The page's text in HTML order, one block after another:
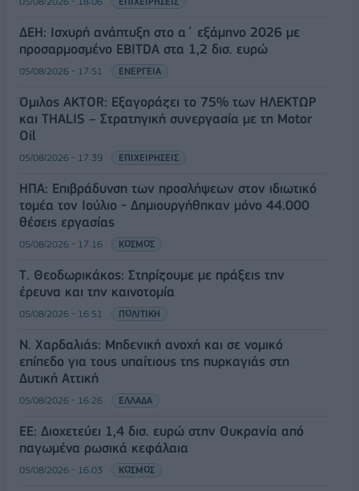
ΔΕΗ: Ισχυρή ανάπτυξη στο α΄ εξάμηνο 2026 με
προσαρμοσμένο EBITDA στα 1,2 δισ. ευρώ
05/08/2026 - 17:51 ΕΝΕΡΓΕΙΑ
Όμιλος AKTOR: Εξαγοράζει το 75% των ΗΛΕΚΤΩΡ
και THALIS – Στρατηγική συνεργασία με τη Motor
Oil
05/08/2026 - 17:39 ΕΠΙΧΕΙΡΗΣΕΙΣ
ΗΠΑ: Επιβράδυνση των προσλήψεων στον ιδιωτικό
τομέα τον Ιούλιο - Δημιουργήθηκαν μόνο 44.000
θέσεις εργασίας
05/08/2026 - 17:16 ΚΟΣΜΟΣ
Τ. Θεοδωρικάκος: Στηρίζουμε με πράξεις την
έρευνα και την καινοτομία
05/08/2026 - 16:51 ΠΟΛΙΤΙΚΗ
Ν. Χαρδαλιάς: Μηδενική ανοχή και σε νομικό
επίπεδο για τους υπαίτιους της πυρκαγιάς στη
Δυτική Αττική
05/08/2026 - 16:26 ΕΛΛΑΔΑ
ΕΕ: Διοχετεύει 1,4 δισ. ευρώ στην Ουκρανία από
παγωμένα ρωσικά κεφάλαια
05/08/2026 - 16:03 ΚΟΣΜΟΣ